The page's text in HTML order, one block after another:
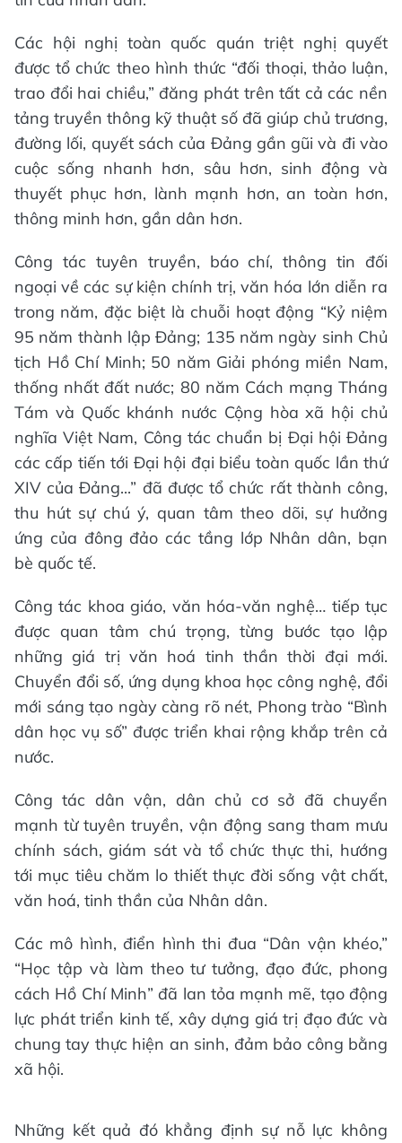
Các hội nghị toàn quốc quán triệt nghị quyết
được tổ chức theo hình thức “đối thoại, thảo luận,
trao đổi hai chiều,” đăng phát trên tất cả các nền
tảng truyền thông kỹ thuật số đã giúp chủ trương,
đường lối, quyết sách của Đảng gần gũi và đi vào
cuộc sống nhanh hơn, sâu hơn, sinh động và
thuyết phục hơn, lành mạnh hơn, an toàn hơn,
thông minh hơn, gần dân hơn.
Công tác tuyên truyền, báo chí, thông tin đối
ngoại về các sự kiện chính trị, văn hóa lớn diễn ra
trong năm, đặc biệt là chuỗi hoạt động “Kỷ niệm
95 năm thành lập Đảng; 135 năm ngày sinh Chủ
tịch Hồ Chí Minh; 50 năm Giải phóng miền Nam,
thống nhất đất nước; 80 năm Cách mạng Tháng
Tám và Quốc khánh nước Cộng hòa xã hội chủ
nghĩa Việt Nam, Công tác chuẩn bị Đại hội Đảng
các cấp tiến tới Đại hội đại biểu toàn quốc lần thứ
XIV của Đảng...” đã được tổ chức rất thành công,
thu hút sự chú ý, quan tâm theo dõi, sự hưởng
ứng của đông đảo các tầng lớp Nhân dân, bạn
bè quốc tế.
Công tác khoa giáo, văn hóa-văn nghệ… tiếp tục
được quan tâm chú trọng, từng bước tạo lập
những giá trị văn hoá tinh thần thời đại mới.
Chuyển đổi số, ứng dụng khoa học công nghệ, đổi
mới sáng tạo ngày càng rõ nét, Phong trào “Bình
dân học vụ số” được triển khai rộng khắp trên cả
nước.
Công tác dân vận, dân chủ cơ sở đã chuyển
mạnh từ tuyên truyền, vận động sang tham mưu
chính sách, giám sát và tổ chức thực thi, hướng
tới mục tiêu chăm lo thiết thực đời sống vật chất,
văn hoá, tinh thần của Nhân dân.
Các mô hình, điển hình thi đua “Dân vận khéo,”
“Học tập và làm theo tư tưởng, đạo đức, phong
cách Hồ Chí Minh” đã lan tỏa mạnh mẽ, tạo động
lực phát triển kinh tế, xây dựng giá trị đạo đức và
chung tay thực hiện an sinh, đảm bảo công bằng
xã hội.
Những kết quả đó khẳng định sự nỗ lực không